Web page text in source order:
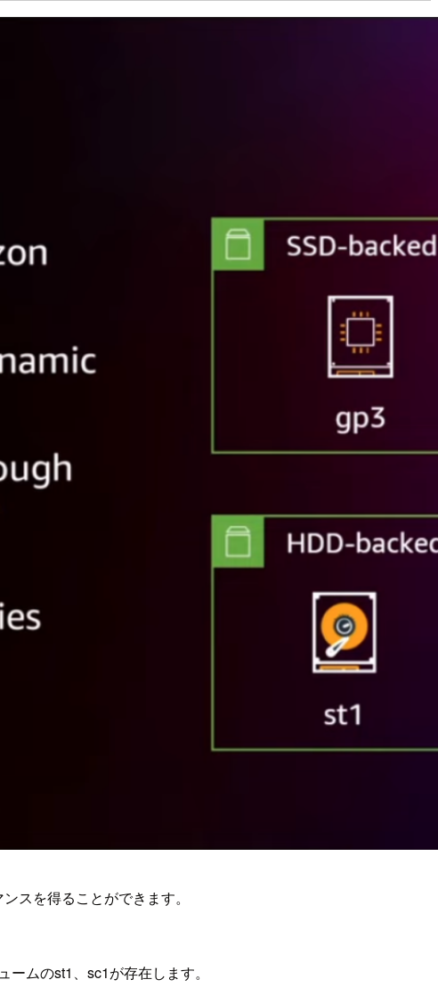
スを得ることができます。
ムのst1、sc1が存在します。